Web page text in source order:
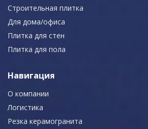
Строительная плитка
Для дома/офиса
Плитка для стен
Плитка для пола
Навигация
О компании
Логистика
Резка керамогранита